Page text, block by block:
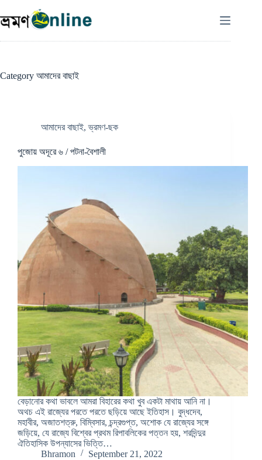
to
content
Category আমাদের বাছাই
আমাদের বাছাই,ভ্রমণ-ছক
পুজোয় অদূরে ৬ / পটনা-বৈশালী
বেড়ানোর কথা ভাবলে আমরা বিহারের কথা খুব একটা মাথায় আনি না।
অথচ এই রাজ্যের পরতে পরতে ছড়িয়ে আছে ইতিহাস। বুদ্ধদেব,
মহাবীর, অজাতশত্রু, বিম্বিসার, চন্দ্রগুপ্ত, অশোক যে রাজ্যের সঙ্গে
জড়িয়ে, যে রাজ্যে বিশ্বের প্রথম রিপাবলিকের পত্তন হয়, শরদিন্দুর
ঐতিহাসিক উপন্যাসের ভিত্তি…
Bhramon
September 21, 2022